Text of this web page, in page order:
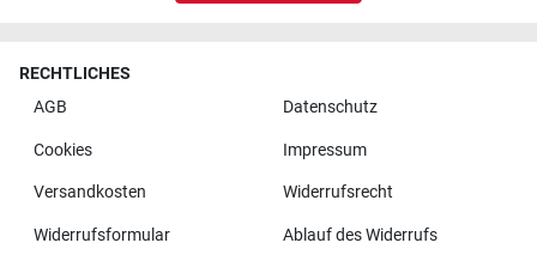
RECHTLICHES
AGB
Datenschutz
Cookies Impressum
Versandkosten Widerrufsrecht
Widerrufsformular Ablauf des Widerrufs